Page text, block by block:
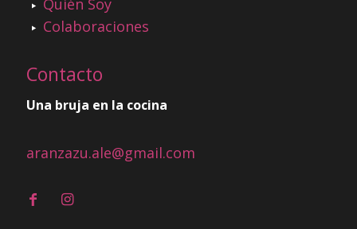
Quién Soy
Colaboraciones
Contacto
Una bruja en la cocina
aranzazu.ale@gmail.com